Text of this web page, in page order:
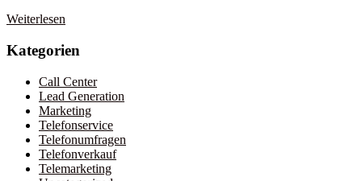
Weiterlesen
Kategorien
Call Center
Lead Generation
Marketing
Telefonservice
Telefonumfragen
Telefonverkauf
Telemarketing